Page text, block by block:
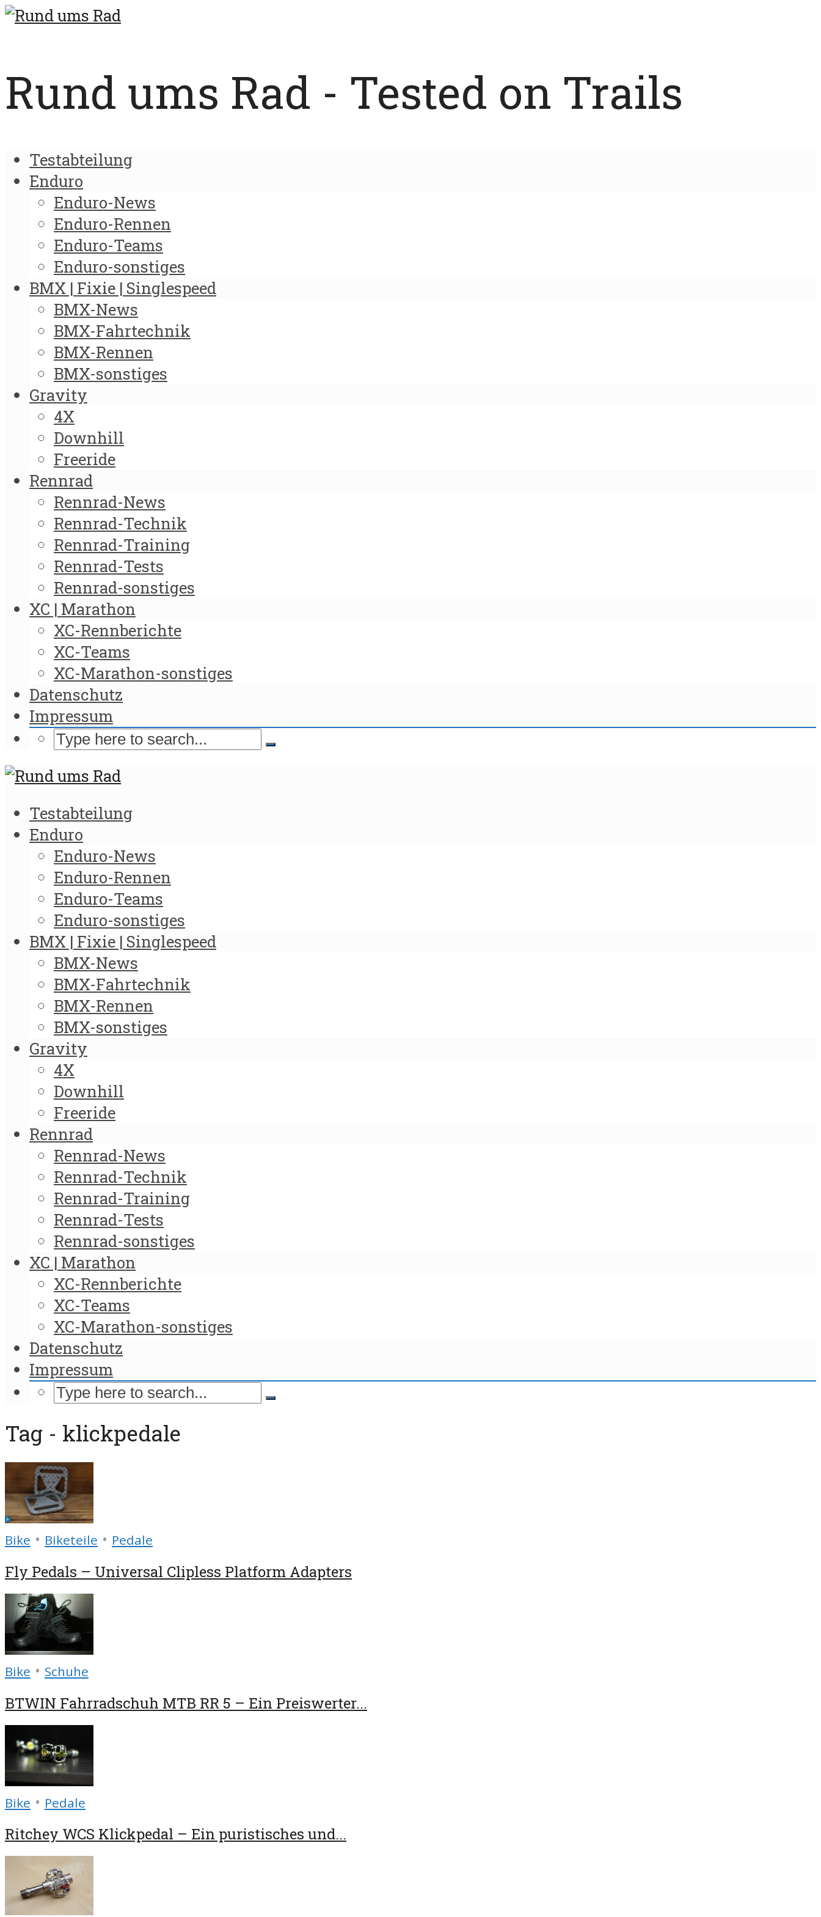
Rund ums Rad - Tested on Trails
Testabteilung
Enduro
Enduro-News
Enduro-Rennen
Enduro-Teams
Enduro-sonstiges
BMX | Fixie | Singlespeed
BMX-News
BMX-Fahrtechnik
BMX-Rennen
BMX-sonstiges
Gravity
4X
Downhill
Freeride
Rennrad
Rennrad-News
Rennrad-Technik
Rennrad-Training
Rennrad-Tests
Rennrad-sonstiges
XC | Marathon
XC-Rennberichte
XC-Teams
XC-Marathon-sonstiges
Datenschutz
Impressum
Testabteilung
Enduro
Enduro-News
Enduro-Rennen
Enduro-Teams
Enduro-sonstiges
BMX | Fixie | Singlespeed
BMX-News
BMX-Fahrtechnik
BMX-Rennen
BMX-sonstiges
Gravity
4X
Downhill
Freeride
Rennrad
Rennrad-News
Rennrad-Technik
Rennrad-Training
Rennrad-Tests
Rennrad-sonstiges
XC | Marathon
XC-Rennberichte
XC-Teams
XC-Marathon-sonstiges
Datenschutz
Impressum
Tag - klickpedale
Bike • Biketeile • Pedale
Fly Pedals – Universal Clipless Platform Adapters
Bike • Schuhe
BTWIN Fahrradschuh MTB RR 5 – Ein Preiswerter...
Bike • Pedale
Ritchey WCS Klickpedal – Ein puristisches und...